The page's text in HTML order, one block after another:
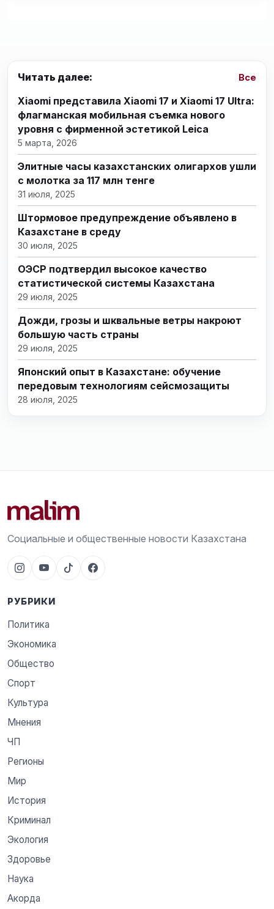
Читать далее: Все
Xiaomi представила Xiaomi 17 и Xiaomi 17 Ultra:
флагманская мобильная съемка нового
уровня с фирменной эстетикой Leica
5 марта, 2026
Элитные часы казахстанских олигархов ушли
с молотка за 117 млн тенге
31 июля, 2025
Штормовое предупреждение объявлено в
Казахстане в среду
30 июля, 2025
ОЭСР подтвердил высокое качество
статистической системы Казахстана
29 июля, 2025
Дожди, грозы и шквальные ветры накроют
большую часть страны
29 июля, 2025
Японский опыт в Казахстане: обучение
передовым технологиям сейсмозащиты
28 июля, 2025
Социальные и общественные новости Казахстана
РУБРИКИ
Политика
Экономика
Общество
Спорт
Культура
Мнения
ЧП
Регионы
Мир
История
Криминал
Экология
Здоровье
Наука
Акорда